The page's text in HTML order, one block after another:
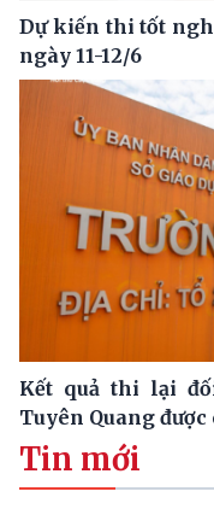
Dự kiến thi tốt
ngày 11-12/6
Kết quả thi lại
Tuyên Quang được
Tin mới